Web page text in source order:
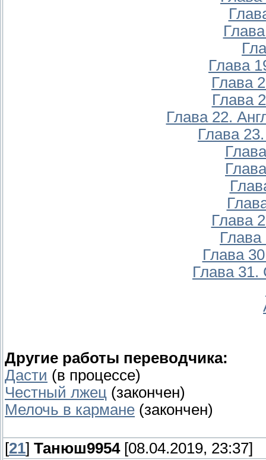
Глава
Глава
Глава
Глава 22.
Глава
Глава
Глава
Глава
Другие работы переводчика:
Дасти (в процессе)
Честный лжец (закончен)
Мелочь в кармане (закончен)
[21] Танюш9954[08.04.2019, 23:37]